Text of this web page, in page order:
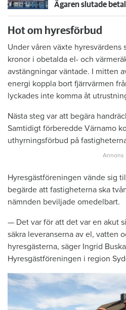
Hot om hyresförbud
Under våren växte
kronor i obetalda el- och
avstängningar väntade. I mitten
energi koppla bort fjärrvärmen
lyckades inte komma åt
Nästa steg var att begära
Samtidigt förberedde Värnamo
uthyrningsförbud på
Hyresgästföreningen vände sig
begärde att fastigheterna ska
nämnden beviljade omedelbart.
— Det var för att det var en akut
säkra leveranserna av el, vatten
hyresgästerna, säger Ingrid
Hyresgästföreningen i region